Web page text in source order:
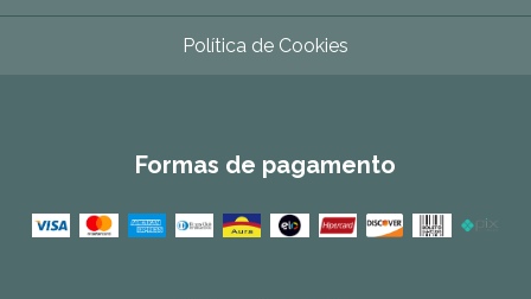
Política de Cookies
Formas de pagamento